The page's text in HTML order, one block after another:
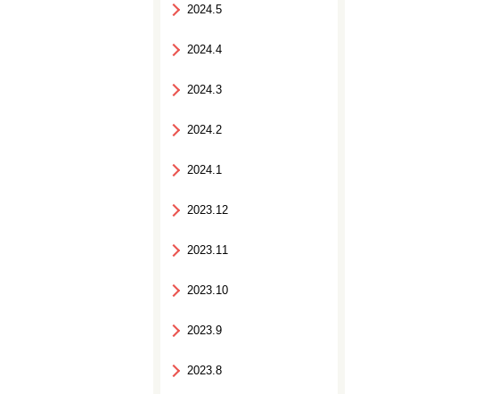
2024.5
2024.4
2024.3
2024.2
2024.1
2023.12
2023.11
2023.10
2023.9
2023.8